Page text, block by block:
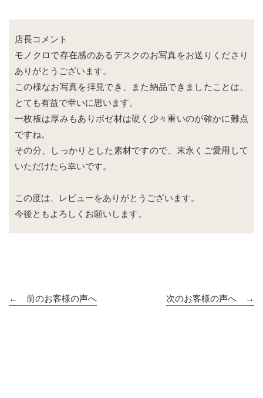
店長コメント
モノクロで存在感のあるデスクのお写真をお送りくださり
ありがとうございます。
この様なお写真を拝見でき、また納品できましたことは、
とても有益で幸いに思います。
一枚板は厚みもありボゼ材は硬く少々重いのが確かに難点
ですね。
その分、しっかりとした素材ですので、末永くご愛用して
いただけたら幸いです。
この度は、レビューをありがとうございます。
今後ともよろしくお願いします。
← 前のお客様の声へ 次のお客様の声へ →